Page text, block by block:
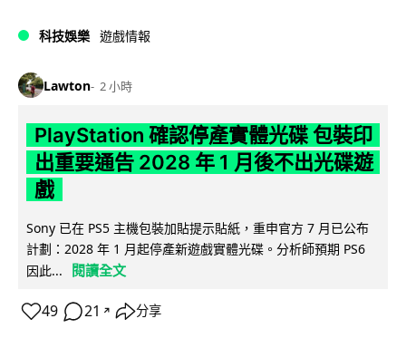
科技娛樂 遊戲情報
Lawton 2 小時
PlayStation 確認停產實體光碟 包裝印
出重要通告 2028 年 1 月後不出光碟遊
戲
Sony 已在 PS5 主機包裝加貼提示貼紙，重申官方 7 月已公布
計劃：2028 年 1 月起停產新遊戲實體光碟。分析師預期 PS6
因此...
閱讀全文
49 21 ↗ 分享